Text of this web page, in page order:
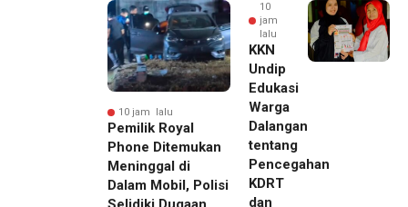
10 jam lalu
Pemilik Royal
Phone Ditemukan
Meninggal di
Dalam Mobil, Polisi
10
jam
lalu
KKN
Undip
Edukasi
Warga
Dalangan
tentang
Pencegahan
KDRT
dan